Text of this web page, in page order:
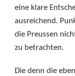
eine klare
ausreichend.
die Preussen
zu betrachten.
Die denn die